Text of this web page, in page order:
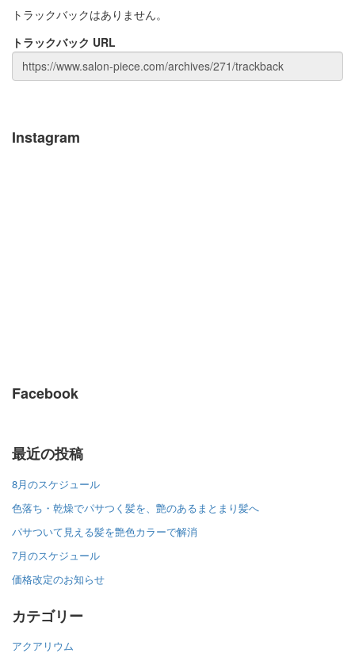
トラックバックはありません。
トラックバック URL
Instagram
Facebook
最近の投稿
8月のスケジュール
色落ち・乾燥でパサつく髪を、艶のあるまとまり髪へ
パサついて見える髪を艶色カラーで解消
7月のスケジュール
価格改定のお知らせ
カテゴリー
アクアリウム